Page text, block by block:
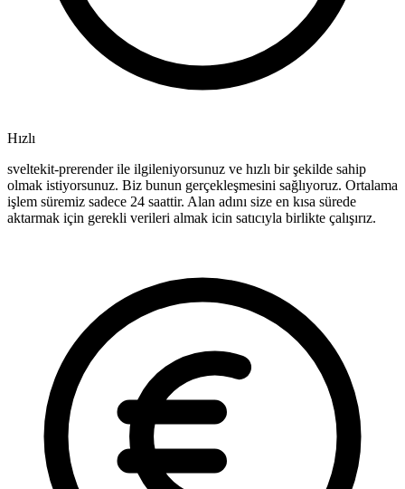
Hızlı
sveltekit-prerender ile ilgileniyorsunuz ve hızlı bir şekilde sahip
olmak istiyorsunuz. Biz bunun gerçekleşmesini sağlıyoruz. Ortalama
işlem süremiz sadece 24 saattir. Alan adını size en kısa sürede
aktarmak için gerekli verileri almak icin satıcıyla birlikte çalışırız.